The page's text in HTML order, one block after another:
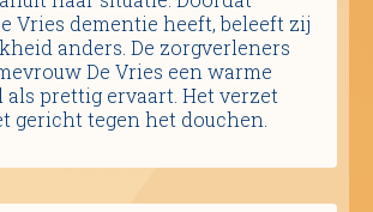
Vries dementie heeft, beleeft zij
anders. De zorgverleners
De Vries een warme
als prettig ervaart. Het verzet
gericht tegen het douchen.